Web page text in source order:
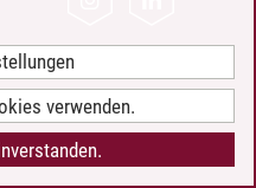
verwenden.